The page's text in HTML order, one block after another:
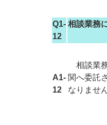
Q1-
12
相談業務
A1-
12
相談業
関へ委託
なりませ